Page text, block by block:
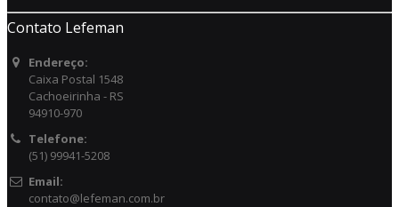
Contato Lefeman
Endereço:
Caixa Postal 1548
Cachoeirinha - RS
94910-970
Telefone:
(51) 99941-5208
Email:
contato@lefeman.com.br